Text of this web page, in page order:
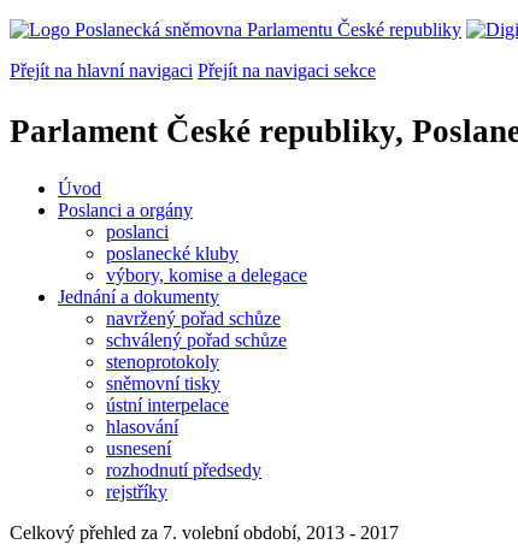
Přejít na hlavní navigaci Přejít na navigaci sekce
Parlament České republiky,
Úvod
Poslanci a orgány
poslanci
poslanecké kluby
výbory, komise a delegace
Jednání a dokumenty
navržený pořad schůze
schválený pořad schůze
stenoprotokoly
sněmovní tisky
ústní interpelace
hlasování
usnesení
rozhodnutí předsedy
rejstříky
Celkový přehled za 7. volební období, 2013 - 2017